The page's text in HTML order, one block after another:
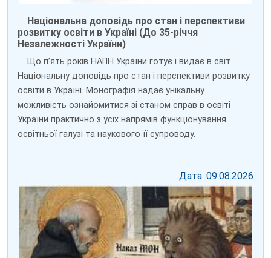
Національна доповідь про стан і перспективи
розвитку освіти в Україні (До 35-річчя
Незалежності України)
Що п’ять років НАПН України готує і видає в світ
Національну доповідь про стан і перспективи розвитку
освіти в Україні. Монографія надає унікальну
можливість ознайомитися зі станом справ в освіті
України практично з усіх напрямів функціонування
освітньої галузі та наукового її супроводу.
Дата: 09.08.2026